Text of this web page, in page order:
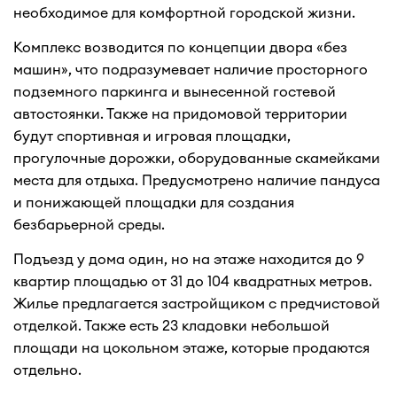
необходимое для комфортной городской жизни.
Комплекс возводится по концепции двора «без
машин», что подразумевает наличие просторного
подземного паркинга и вынесенной гостевой
автостоянки. Также на придомовой территории
будут спортивная и игровая площадки,
прогулочные дорожки, оборудованные скамейками
места для отдыха. Предусмотрено наличие пандуса
и понижающей площадки для создания
безбарьерной среды.
Подъезд у дома один, но на этаже находится до 9
квартир площадью от 31 до 104 квадратных метров.
Жилье предлагается застройщиком с предчистовой
отделкой. Также есть 23 кладовки небольшой
площади на цокольном этаже, которые продаются
отдельно.